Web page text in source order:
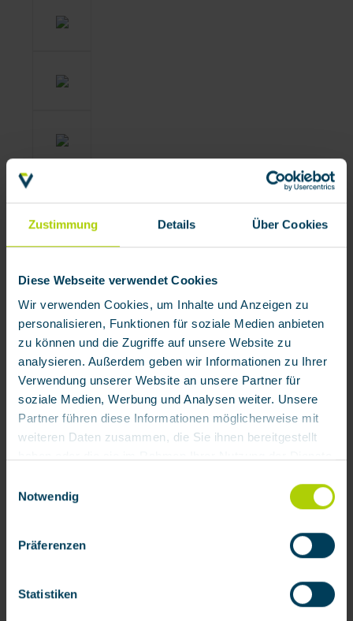
Zustimmung Details Über Cookies
Diese Webseite verwendet Cookies
Wir verwenden Cookies, um Inhalte und Anzeigen zu
personalisieren, Funktionen für soziale Medien anbieten
zu können und die Zugriffe auf unsere Website zu
analysieren. Außerdem geben wir Informationen zu Ihrer
Verwendung unserer Website an unsere Partner für
soziale Medien, Werbung und Analysen weiter. Unsere
Partner führen diese Informationen möglicherweise mit
weiteren Daten zusammen, die Sie ihnen bereitgestellt
Mit Klick auf „[Zustimmen / Alles akzeptieren / etc.]“
erteilen Sie Ihre Einwilligung auch in die Weitergabe über
Ihr Verhalten in unserem Shop an unseren Partner, die
Deutschland), die diese Daten Ihnen nicht persönlich
zuordnen kann, sie aber zu eigenen Zwecken (z.B.
Notwendig
Präferenzen
Statistiken